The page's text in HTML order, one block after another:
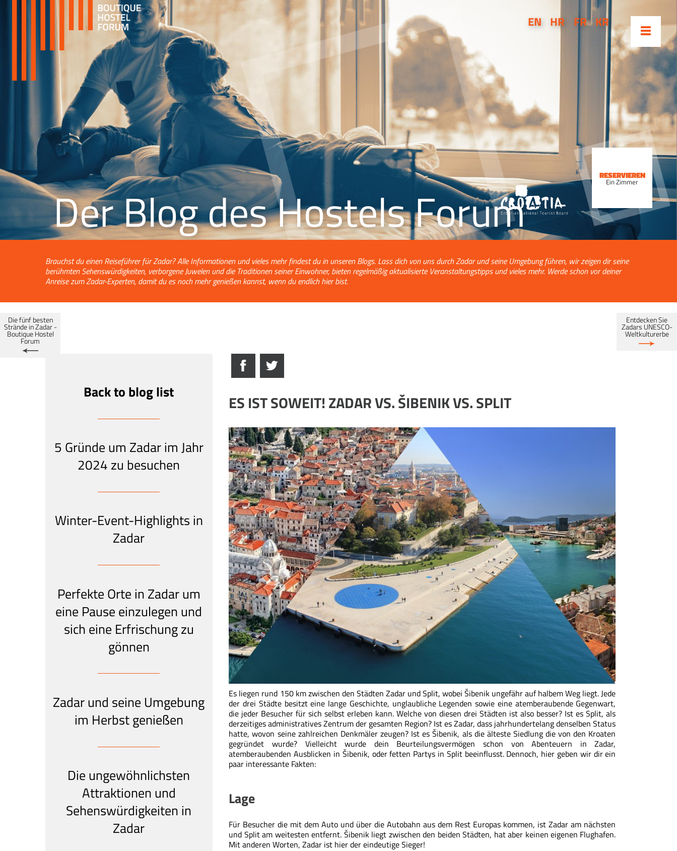
EN HR FR KR
Der Blog des Hostels Forum
RESERVIEREN
Ein Zimmer
Brauchst du einen Reiseführer für Zadar? Alle Informationen und vieles mehr findest du in unseren Blogs. Lass dich von uns durch Zadar und seine Umgebung führen, wir zeigen dir seine
berühmten Sehenswürdigkeiten, verborgene Juwelen und die Traditionen seiner Einwohner, bieten regelmäßig aktualisierte Veranstaltungstipps und vieles mehr. Werde schon vor deiner
Anreise zum Zadar-Experten, damit du es noch mehr genießen kannst, wenn du endlich hier bist.
Die fünf besten
Strände in Zadar -
Boutique Hostel
Forum
Entdecken Sie
Zadars UNESCO-
Weltkulturerbe
Back to blog list
5 Gründe um Zadar im Jahr
2024 zu besuchen
Winter-Event-Highlights in
Zadar
Perfekte Orte in Zadar um
eine Pause einzulegen und
sich eine Erfrischung zu
gönnen
Zadar und seine Umgebung
im Herbst genießen
Die ungewöhnlichsten
Attraktionen und
Sehenswürdigkeiten in
Zadar
ES IST SOWEIT! ZADAR VS. ŠIBENIK VS. SPLIT
Es liegen rund 150 km zwischen den Städten Zadar und Split, wobei Šibenik ungefähr auf halbem Weg liegt. Jede
der drei Städte besitzt eine lange Geschichte, unglaubliche Legenden sowie eine atemberaubende Gegenwart,
die jeder Besucher für sich selbst erleben kann. Welche von diesen drei Städten ist also besser? Ist es Split, als
derzeitiges administratives Zentrum der gesamten Region? Ist es Zadar, dass jahrhundertelang denselben Status
hatte, wovon seine zahlreichen Denkmäler zeugen? Ist es Šibenik, als die älteste Siedlung die von den Kroaten
gegründet wurde? Vielleicht wurde dein Beurteilungsvermögen schon von Abenteuern in Zadar,
atemberaubenden Ausblicken in Šibenik, oder fetten Partys in Split beeinflusst. Dennoch, hier geben wir dir ein
paar interessante Fakten:
Lage
Für Besucher die mit dem Auto und über die Autobahn aus dem Rest Europas kommen, ist Zadar am nächsten
und Split am weitesten entfernt. Šibenik liegt zwischen den beiden Städten, hat aber keinen eigenen Flughafen.
Mit anderen Worten, Zadar ist hier der eindeutige Sieger!